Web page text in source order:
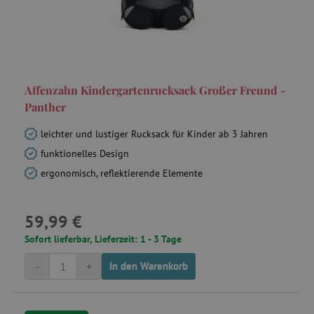
Affenzahn Kindergartenrucksack Großer Freund -
Panther
leichter und lustiger Rucksack für Kinder ab 3 Jahren
funktionelles Design
ergonomisch, reflektierende Elemente
59,99 €
Sofort lieferbar, Lieferzeit: 1 - 3 Tage
+
- In den Warenkorb
_pinterest_ct_ua
FPAU .agathaswelt.de
_lb